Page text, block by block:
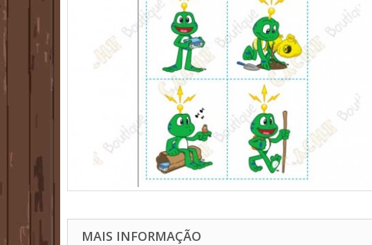
MAIS INFORMAÇÃO